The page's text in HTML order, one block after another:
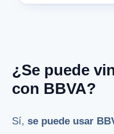
¿Se puede
con BBVA?
Sí, se puede usar